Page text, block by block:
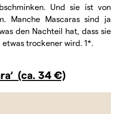
Und sie ist von
Manche Mascaras sind ja
den Nachteil hat, dass sie
trockener wird. 1*.
(ca. 34 €)